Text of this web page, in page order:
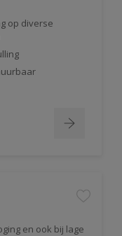
op diverse
en ook bij lage